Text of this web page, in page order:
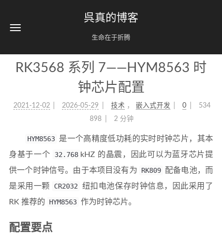
呉真的博客
生命在于折腾
RK3568 系列 7——HYM8563 时
钟芯片配置
2021-12-02 2026-05-29 技术 ， 嵌入式开发 0
534
898
2 分钟
HYM8563 是一个高精度低功耗的实时时钟芯片，其本
身基于一个
32.768 kHZ 的晶震，因此可以为蓝牙芯片提
供一个时钟信号。由于本项目没有为
RK809 配备电池，而
是采用一颗
CR2032
纽扣电池保存时钟信息，因此采用了
RK 推荐的
HYM8563 作为时钟芯片。
配置要点